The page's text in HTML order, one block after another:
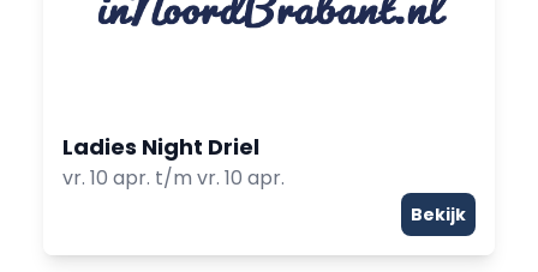
Ladies Night Driel
vr. 10 apr. t/m vr. 10 apr.
Bekijk